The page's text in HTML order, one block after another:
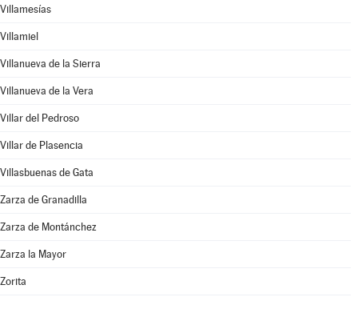
Villamesías
Villamiel
Villanueva de la Sierra
Villanueva de la Vera
Villar del Pedroso
Villar de Plasencia
Villasbuenas de Gata
Zarza de Granadilla
Zarza de Montánchez
Zarza la Mayor
Zorita